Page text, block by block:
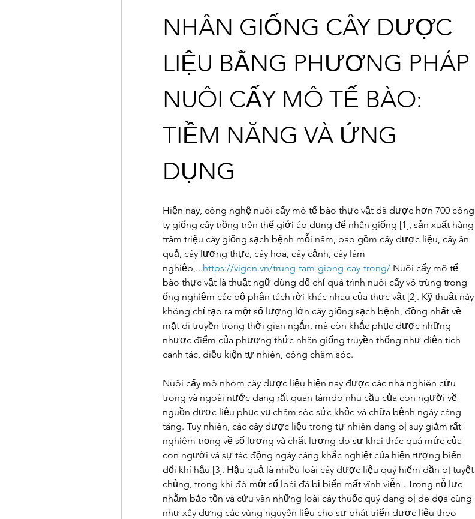
NHÂN GIỐNG CÂY DƯỢC
LIỆU BẰNG PHƯƠNG PHÁP
NUÔI CẤY MÔ TẾ BÀO:
TIỀM NĂNG VÀ ỨNG
DỤNG
Hiện nay, công nghệ nuôi cấy mô tế bào thực vật đã được hơn 700 công
ty giống cây trồng trên thế giới áp dụng để nhân giống [1], sản xuất hàng
trăm triệu cây giống sạch bệnh mỗi năm, bao gồm cây dược liệu, cây ăn
quả, cây lương thực, cây hoa, cây cảnh, cây lâm
nghiệp,...https://vigen.vn/trung-tam-giong-cay-trong/ Nuôi cấy mô tế
bào thực vật là thuật ngữ dùng để chỉ quá trình nuôi cấy vô trùng trong
ống nghiệm các bộ phận tách rời khác nhau của thực vật [2]. Kỹ thuật này
không chỉ tạo ra một số lượng lớn cây giống sạch bệnh, đồng nhất về
mặt di truyền trong thời gian ngắn, mà còn khắc phục được những
nhược điểm của phương thức nhân giống truyền thống như diện tích
canh tác, điều kiện tự nhiên, công chăm sóc.
Nuôi cấy mô nhóm cây dược liệu hiện nay được các nhà nghiên cứu
trong và ngoài nước đang rất quan tâmdo nhu cầu của con người về
nguồn dược liệu phục vụ chăm sóc sức khỏe và chữa bệnh ngày càng
tăng. Tuy nhiên, các cây dược liệu trong tự nhiên đang bị suy giảm rất
nghiêm trọng về số lượng và chất lượng do sự khai thác quá mức của
con người và sự tác động ngày càng khắc nghiệt của hiện tượng biến
đổi khí hậu [3]. Hậu quả là nhiều loài cây dược liệu quý hiếm dần bị tuyệt
chủng, trong khi đó một số loài đã bị biến mất vĩnh viễn . Trong nỗ lực
nhằm bảo tồn và cứu vãn những loài cây thuốc quý đang bị đe dọa cũng
như xây dựng các vùng nguyên liệu cho sự phát triển dược liệu theo